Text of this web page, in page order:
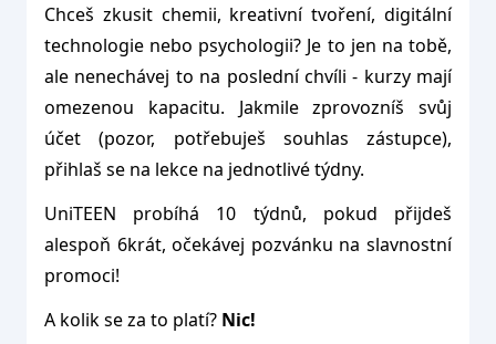
Chceš zkusit chemii, kreativní tvoření, digitální
technologie nebo psychologii? Je to jen na tobě,
ale nenechávej to na poslední chvíli - kurzy mají
omezenou kapacitu. Jakmile zprovozníš svůj
účet (pozor, potřebuješ souhlas zástupce),
přihlaš se na lekce na jednotlivé týdny.
UniTEEN probíhá 10 týdnů, pokud přijdeš
alespoň 6krát, očekávej pozvánku na slavnostní
promoci!
A kolik se za to platí? Nic!